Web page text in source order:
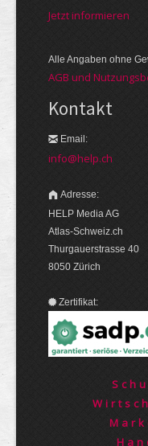
Jetzt informieren
Alle Angaben ohne
AGB und
Kontakt
Email:
info@help.ch
Adresse:
HELP Media AG
Atlas-Schweiz.ch
Thurgauerstrasse 40
8050 Zürich
Zertifikat: